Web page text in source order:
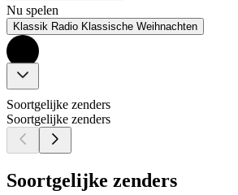
Nu spelen
Klassik Radio Klassische Weihnachten
Soortgelijke zenders
Soortgelijke zenders
Soortgelijke zenders